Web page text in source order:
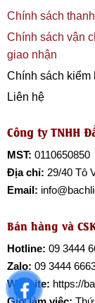
Chính sách
Chính sách vận
giao nhận
Chính sách kiểm
Liên hệ
Công ty TNHH
MST: 0110650850
Địa chỉ: 29/40 Tô
Email:
Bán hàng và
Hotline: 09 3444
Zalo: 09 3444
Website: https://